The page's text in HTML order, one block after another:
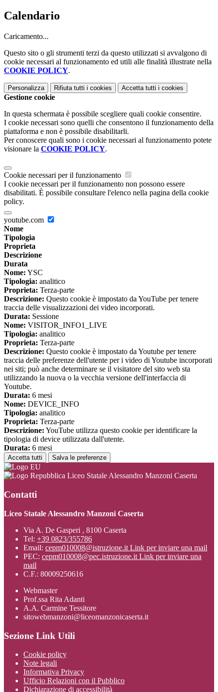
Calendario
Caricamento...
Questo sito o gli strumenti terzi da questo utilizzati si avvalgono di
cookie necessari al funzionamento ed utili alle finalità illustrate nella
COOKIE POLICY.
Personalizza Rifiuta tutti i cookies Accetta tutti i cookies
Gestione cookie
In questa schermata è possibile scegliere quali cookie consentire.
I cookie necessari sono quelli che consentono il funzionamento della
piattaforma e non è possibile disabilitarli.
Per conoscere quali sono i cookie necessari al funzionamento potete
visionare la COOKIE POLICY.
Cookie necessari per il funzionamento
I cookie necessari per il funzionamento non possono essere
disabilitati. È possibile consultare l'elenco nella pagina della cookie
policy.
youtube.com
Nome
Tipologia
Proprieta
Descrizione
Durata
Nome: YSC
Tipologia: analitico
Proprieta: Terza-parte
Descrizione: Questo cookie è impostato da YouTube per tenere
traccia delle visualizzazioni dei video incorporati.
Durata: Sessione
Nome: VISITOR_INFO1_LIVE
Tipologia: analitico
Proprieta: Terza-parte
Descrizione: Questo cookie è impostato da Youtube per tenere
traccia delle preferenze dell'utente per i video di Youtube incorporati
nei siti; può anche determinare se il visitatore del sito web sta
utilizzando la nuova o la vecchia versione dell'interfaccia di
Youtube.
Durata: 6 mesi
Nome: DEVICE_INFO
Tipologia: analitico
Proprieta: Terza-parte
Descrizione: YouTube utilizza questo cookie per identificare la
tipologia di device utilizzata dall'utente.
Durata: 6 mesi
Accetta tutti Salva le preferenze
Liceo Statale Alessandro Manzoni Caserta
Contatti
Liceo Statale Alessandro Manzoni Caserta
Via A. De Gasperi , 8100 Caserta
Tel: +39 0823/355786
Email: cepm010008@istruzione.it Link per inviare una mail
PEC: cepm010008@pec.istruzione.it Link per inviare una
mail
C.F.: 80009250616
Webmaster
Prof.ssa Rita Adanti
A.A. Carmine Tessitore
sitowebmanzoni@liceomanzonicaserta.it
Sezione Link Utili
Cookie policy
Note legali
Informativa Privacy
Ufficio Relazioni con il Pubblico
Dichiarazione di accessibilità